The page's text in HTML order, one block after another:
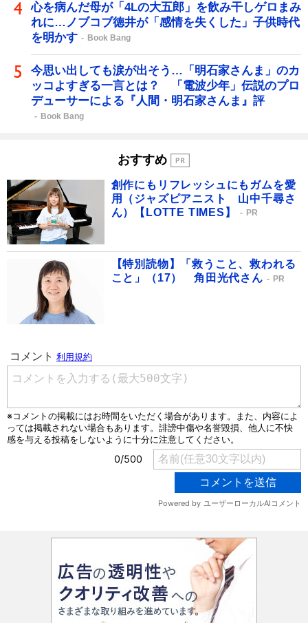
心を病んだ母が「4Lの大五郎」を飲み干しゲロまみ
れに…ノブコブ徳井が「感情を失くした」子供時代
を明かす
Book Bang
今思い出しても涙が出そう…「明石家さんま」のカ
ッコよすぎる一言とは？ 「電波少年」伝説のプロ
デューサーによる『人間・明石家さんま』評
Book Bang
おすすめ
創作にもリフレッシュにもガムを愛
用（ジャズピアニスト 山中千尋さ
ん）【LOTTE TIMES】
PR
【特別読物】「救うこと、救われる
こと」（17） 角田光代さん
PR